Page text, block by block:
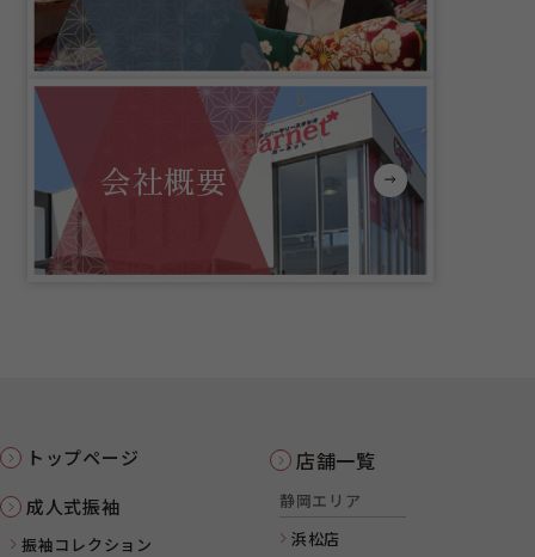
会社概要
トップページ
成人式振袖
振袖コレクション
店舗一覧
静岡エリア
浜松店